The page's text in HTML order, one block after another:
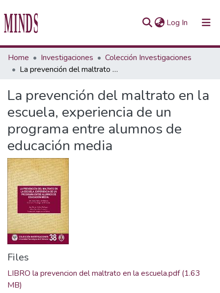
Log In (current)
Communities & Collections
All of Repository UTEC
Statistics
Home Investigaciones
Colección Investigaciones
La prevención del maltrato en la escuela, experiencia de un programa entre alumnos de educación media
La prevención del maltrato en la
escuela, experiencia de un
programa entre alumnos de
educación media
Files
LIBRO la prevencion del maltrato en la escuela.pdf(1.63
MB)